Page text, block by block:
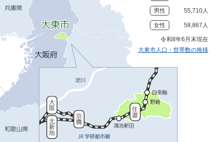
男性 55,710人
女性 58,867人
令和8年6月末現在
大東市人口・世帯数の推移